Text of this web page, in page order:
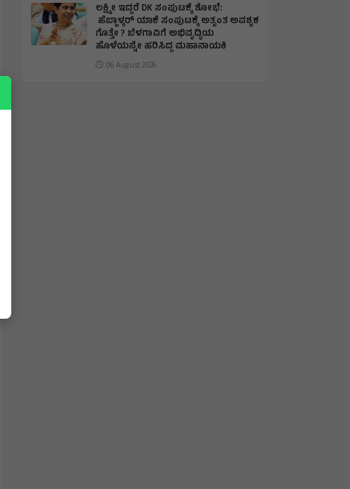
ಲಕ್ಷ್ಮೀ ಇದ್ದರೆ DK ಸಂಪುಟಕ್ಕೆ ಶೋಭೆ:
ಹೆಬ್ಬಾಳ್ಕರ್ ಯಾಕೆ ಸಂಪುಟಕ್ಕೆ ಅತ್ಯಂತ ಅವಶ್ಯಕ
ಗೊತ್ತೇ ? ಬೆಳಗಾವಿಗೆ ಅಭಿವೃದ್ಧಿಯ
ಹೊಳೆಯನ್ನೇ ಹರಿಸಿದ್ದ ಮಹಾನಾಯಕಿ
06 August 2026